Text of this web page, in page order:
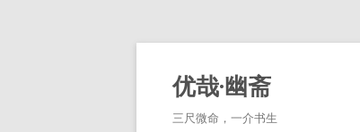
优哉·幽斋
三尺微命，一介书生